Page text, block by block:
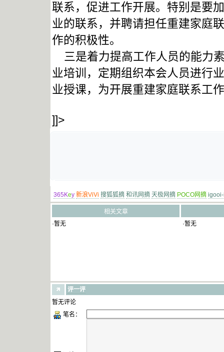
联系，促进工作开展。特别是要
业的联系，并聘请担任重建家庭
作的积极性。
三是着力提高工作人员的能力
业培训，定期组织本会人员进行
业授课，为开展重建家庭联系工
]]>
365Key 新浪ViVi 搜狐狐摘 和讯网摘 天极网摘 POCO网摘
相关文章
·暂无
·暂无
评一评
暂无评论
笔名：